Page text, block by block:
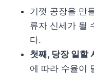
기껏 공장을 만
류자 신세가 될
다.
첫째, 당장 일할
에 따라 수율이